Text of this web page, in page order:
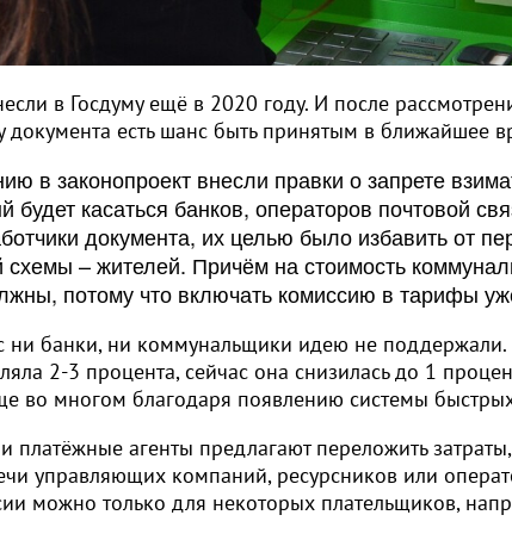
в Госдуму ещё в 2020 году. И после
документа есть шанс быть принятым в ближайшее
в законопроект внесли правки о запрете
будет касаться банков, операторов почтовой
документа, их целью было избавить от
схемы – жителей. Причём на стоимость
потому что включать комиссию в тарифы
ни банки, ни коммунальщики идею не поддержали.
2-3 процента, сейчас она снизилась до 1
во многом благодаря появлению системы
платёжные агенты предлагают переложить
управляющих компаний, ресурсников или
можно только для некоторых плательщиков,